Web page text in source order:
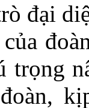
đại
trọng